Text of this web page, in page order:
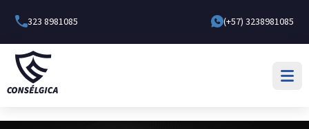
323 8981085 (+57) 3238981085